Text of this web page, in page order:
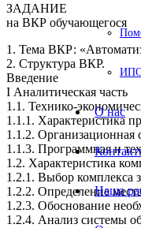
О нас
Наша
ЗАДАНИЕ
на ВКР обучающегося
1. Тема ВКР:
2. Структура ВКР.
Введение
I Аналитическая часть
1.1. Технико-
1.1.1. Характеристика
1.1.2. Организационная
1.1.3. Программная и
1.2. Характеристика
1.2.1. Выбор комплекса
1.2.2. Определение
1.2.3. Обоснование
1.2.4. Анализ системы